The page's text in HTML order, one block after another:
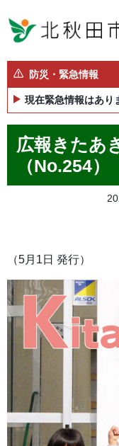
防災・緊急情報
現在緊急情報はあり
広報きたあ
（No.254）
（5月1日 発行）